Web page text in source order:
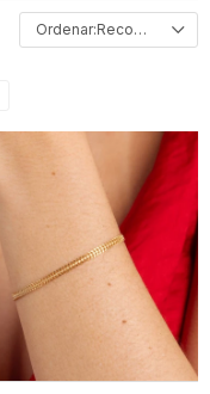
Recomendados